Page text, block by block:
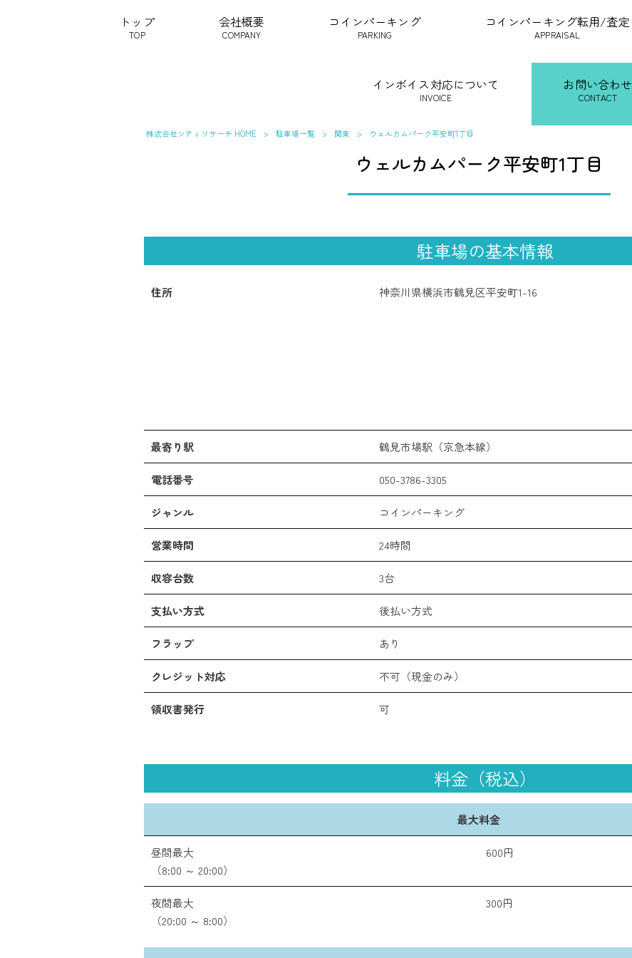
トップ
TOP
会社概要
COMPANY
コインパーキング
PARKING
コインパーキング転用/査定
APPRAISAL
インボイス対応について
INVOICE
お問い合わせ
CONTACT
株式会社シティリサーチ HOME > 駐車場一覧 > 関東 > ウェルカムパーク平安町1丁目
ウェルカムパーク平安町1丁目
駐車場の基本情報
住所 神奈川県横浜市鶴見区平安町1-16
最寄り駅 鶴見市場駅（京急本線）
電話番号 050-3786-3305
ジャンル コインパーキング
営業時間 24時間
収容台数 3台
支払い方式 後払い方式
フラップ あり
クレジット対応 不可（現金のみ）
領収書発行 可
料金（税込）
最大料金
昼間最大
（8:00 ～ 20:00）
600円
夜間最大
（20:00 ～ 8:00）
300円